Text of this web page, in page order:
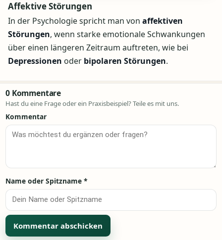
Affektive Störungen
In der Psychologie spricht man von affektiven
Störungen, wenn starke emotionale Schwankungen
über einen längeren Zeitraum auftreten, wie bei
Depressionen oder bipolaren Störungen.
0 Kommentare
Hast du eine Frage oder ein Praxisbeispiel? Teile es mit uns.
Kommentar
Name oder Spitzname *